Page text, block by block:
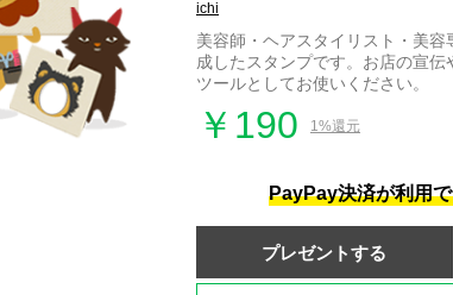
ichi
美容師・ヘアスタイリスト・美
成したスタンプです。お店の宣
ツールとしてお使いください。
￥190 1%還元
PayPay決済が利用
プレゼントする